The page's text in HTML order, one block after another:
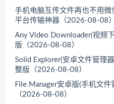
手机电脑互传文件再也不用微
平台传输神器（2026-08-08）
Any Video Downloader(视频
版（2026-08-08）
Solid Explorer(安卓文件管理
整版（2026-08-08）
File Manager安卓版(手机文
（2026-08-08）